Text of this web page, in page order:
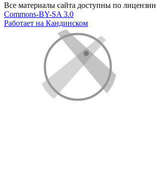
Все материалы сайта доступны по лицензии
Commons-BY-SA 3.0
Работает на Кандинском